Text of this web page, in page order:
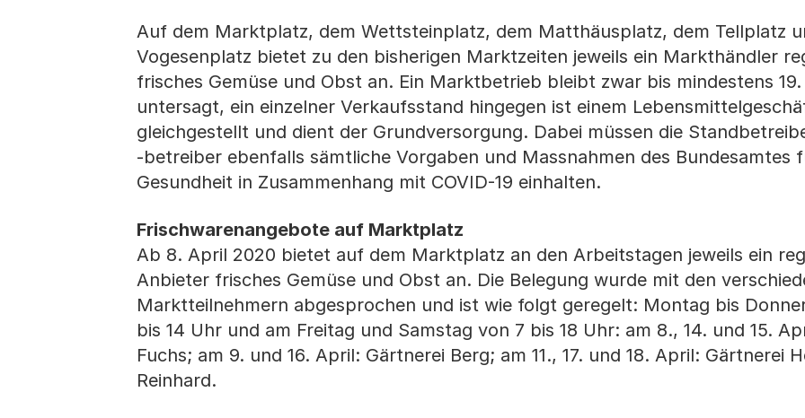
Auf dem Marktplatz, dem Wettsteinplatz, dem Matthäusplatz, dem Tellplatz
Vogesenplatz bietet zu den bisherigen Marktzeiten jeweils ein Markthändler
frisches Gemüse und Obst an. Ein Marktbetrieb bleibt zwar bis mindestens
untersagt, ein einzelner Verkaufsstand hingegen ist einem
gleichgestellt und dient der Grundversorgung. Dabei müssen die
-betreiber ebenfalls sämtliche Vorgaben und Massnahmen des Bundesamtes
Gesundheit in Zusammenhang mit COVID-19 einhalten.
Frischwarenangebote auf Marktplatz
Ab 8. April 2020 bietet auf dem Marktplatz an den Arbeitstagen jeweils ein
Anbieter frisches Gemüse und Obst an. Die Belegung wurde mit den
Marktteilnehmern abgesprochen und ist wie folgt geregelt: Montag bis
bis 14 Uhr und am Freitag und Samstag von 7 bis 18 Uhr: am 8., 14. und 15.
Fuchs; am 9. und 16. April: Gärtnerei Berg; am 11., 17. und 18. April: Gärtnerei
Reinhard.